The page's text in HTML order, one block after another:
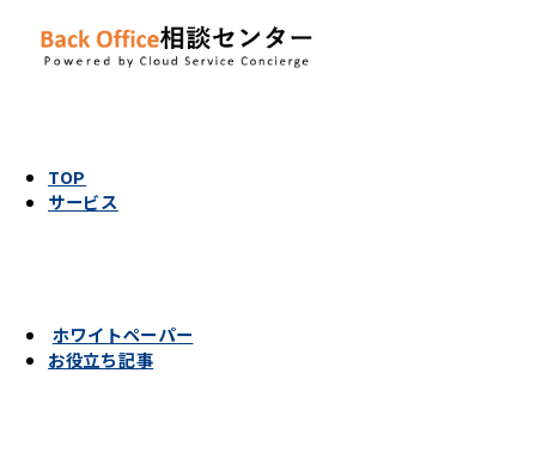
TOP
サービス
ホワイトペーパー
お役立ち記事